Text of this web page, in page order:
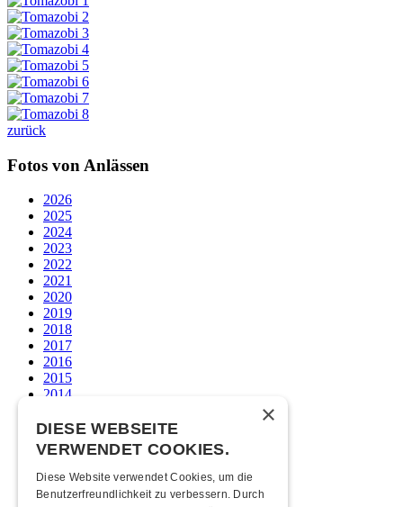
zurück
Fotos von Anlässen
2026
2025
2024
2023
2022
2021
2020
2019
2018
2017
2016
2015
2014
2012
2011
2010
2009
2008
×
DIESE WEBSEITE
VERWENDET COOKIES.
Diese Website verwendet Cookies, um die
Benutzerfreundlichkeit zu verbessern. Durch